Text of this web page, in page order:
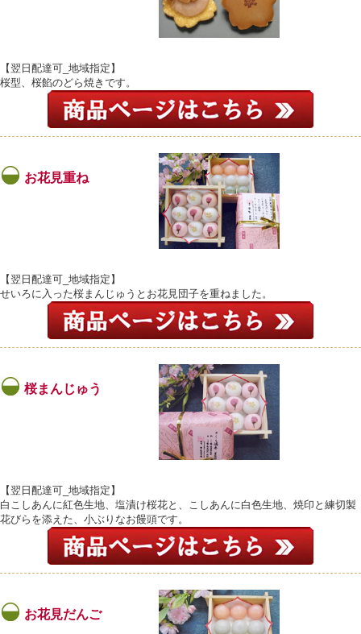
【翌日配達可_地域指定】
桜型、桜餡のどら焼きです。
お花見重ね
【翌日配達可_地域指定】
せいろに入った桜まんじゅうとお花見団子を重ねました。
桜まんじゅう
【翌日配達可_地域指定】
白こしあんに紅色生地、塩漬け桜花と、こしあんに白色生地、焼印と練切製
花びらを添えた、小ぶりなお饅頭です。
お花見だんご